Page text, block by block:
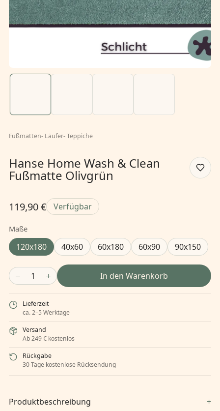
Fußmatten- Läufer-Teppiche
Hanse Home Wash & Clean
Fußmatte Olivgrün
119,90 € Verfügbar
Maße
120x180 40x60 60x180 60x90 90x150
1 In den Warenkorb
Lieferzeit
ca. 2–5 Werktage
Versand
Ab 249 € kostenlos
Rückgabe
30 Tage kostenlose Rücksendung
Produktbeschreibung